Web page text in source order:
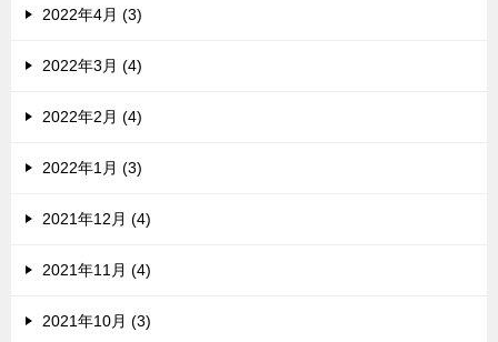
2022年4月 (3)
2022年3月 (4)
2022年2月 (4)
2022年1月 (3)
2021年12月 (4)
2021年11月 (4)
2021年10月 (3)